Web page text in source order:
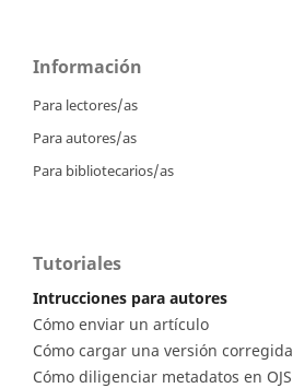
Información
Para lectores/as
Para autores/as
Para bibliotecarios/as
Tutoriales
Intrucciones para autores
Cómo enviar un artículo
Cómo cargar una versión corregida
Cómo diligenciar metadatos en OJS